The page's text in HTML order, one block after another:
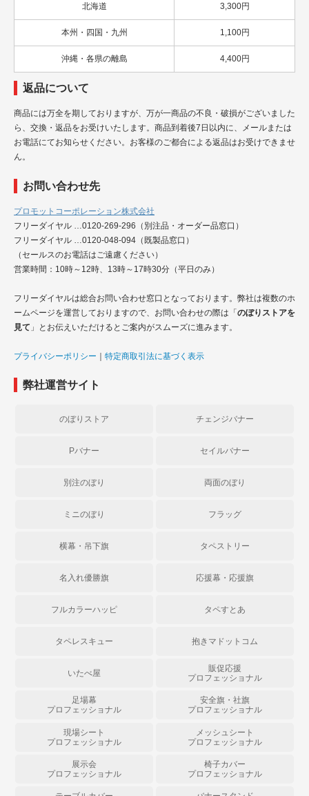
北海道 3,300円
本州・四国・九州 1,100円
沖縄・各県の離島 4,400円
返品について
商品には万全を期しておりますが、万が一商品の不良・破損がございました
ら、交換・返品をお受けいたします。商品到着後7日以内に、メールまたは
お電話にてお知らせください。お客様のご都合による返品はお受けできませ
ん。
お問い合わせ先
プロモットコーポレーション株式会社
フリーダイヤル …0120-269-296（別注品・オーダー品窓口）
フリーダイヤル …0120-048-094（既製品窓口）
（セールスのお電話はご遠慮ください）
営業時間：10時～12時、13時～17時30分（平日のみ）
フリーダイヤルは総合お問い合わせ窓口となっております。弊社は複数のホ
ームページを運営しておりますので、お問い合わせの際は「のぼりストアを
見て 」とお伝えいただけるとご案内がスムーズに進みます。
プライバシーポリシー ｜ 特定商取引法に基づく表示
弊社運営サイト
のぼりストア チェンジバナー
Pバナー セイルバナー
別注のぼり 両面のぼり
ミニのぼり フラッグ
横幕・吊下旗 タペストリー
名入れ優勝旗 応援幕・応援旗
フルカラーハッピ タペすとあ
タペレスキュー 抱きマドットコム
いたべ屋
販促応援
プロフェッショナル
足場幕
プロフェッショナル
安全旗・社旗
プロフェッショナル
現場シート
プロフェッショナル
メッシュシート
プロフェッショナル
展示会
プロフェッショナル
椅子カバー
プロフェッショナル